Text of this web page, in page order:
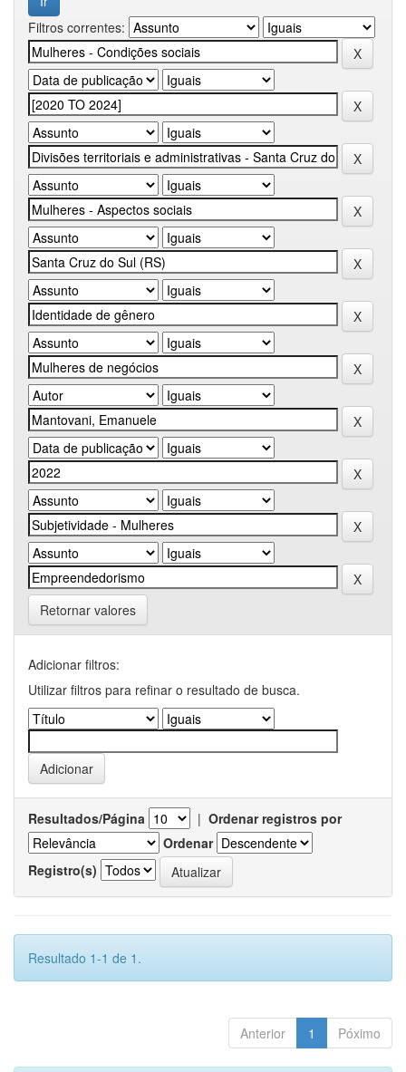
Filtros correntes:
Retornar valores
Adicionar filtros:
Utilizar filtros para refinar o resultado de busca.
Resultados/Página | Ordenar registros por
Ordenar
Registro(s)
Resultado 1-1 de 1.
Anterior 1 Póximo